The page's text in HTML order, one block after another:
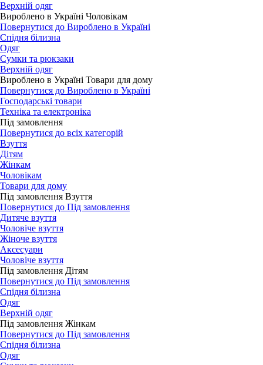
Верхній одяг
Вироблено в Україні Чоловікам
Повернутися до Вироблено в Україні
Спідня білизна
Одяг
Сумки та рюкзаки
Верхній одяг
Вироблено в Україні Товари для дому
Повернутися до Вироблено в Україні
Господарські товари
Техніка та електроніка
Під замовлення
Повернутися до всіх категорій
Взуття
Дітям
Жінкам
Чоловікам
Товари для дому
Під замовлення Взуття
Повернутися до Під замовлення
Дитяче взуття
Чоловіче взуття
Жіноче взуття
Аксесуари
Чоловіче взуття
Під замовлення Дітям
Повернутися до Під замовлення
Спідня білизна
Одяг
Верхній одяг
Під замовлення Жінкам
Повернутися до Під замовлення
Спідня білизна
Одяг